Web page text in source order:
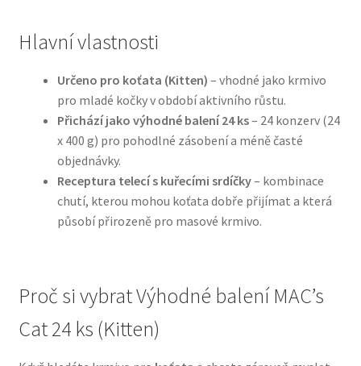
Hill’s pro psy
Hračky pro psy
Konzervy a kapsičky pro psy
N&D Farmina pro psy — Italské holistic krmivo
Oblečky pro psy
Pelíšky pro psy
Ortopedické pelíšky
Hlavní vlastnosti
Určeno pro koťata (Kitten) – vhodné jako krmivo
pro mladé kočky v období aktivního růstu.
Přichází jako výhodné balení 24 ks– 24 konzerv (24
x 400 g) pro pohodlné zásobení a méně časté
objednávky.
Receptura telecí s kuřecími srdíčky– kombinace
chutí, kterou mohou koťata dobře přijímat a která
působí přirozeně pro masové krmivo.
Proč si vybrat Výhodné balení MAC’s
Cat 24 ks (Kitten)